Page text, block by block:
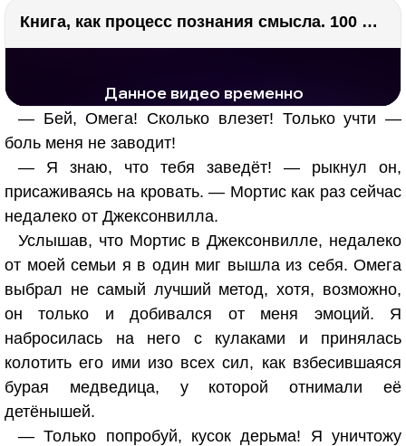
Книга, как процесс познания смысла. 100 великих книг: напутствие для читателя. Евгений Жаринов
— Бей, Омега! Сколько влезет! Только учти —
боль меня не заводит!
— Я знаю, что тебя заведёт! — рыкнул он,
присаживаясь на кровать. — Мортис как раз сейчас
недалеко от Джексонвилла.
Услышав, что Мортис в Джексонвилле, недалеко
от моей семьи я в один миг вышла из себя. Омега
выбрал не самый лучший метод, хотя, возможно,
он только и добивался от меня эмоций. Я
набросилась на него с кулаками и принялась
колотить его ими изо всех сил, как взбесившаяся
бурая медведица, у которой отнимали её
детёнышей.
— Только попробуй, кусок дерьма! Я уничтожу